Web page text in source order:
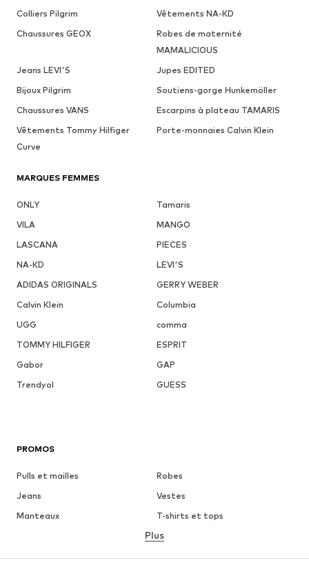
Colliers Pilgrim
Vêtements NA-KD
Chaussures GEOX
Robes de maternité
MAMALICIOUS
Jeans LEVI'S
Jupes EDITED
Bijoux Pilgrim
Soutiens-gorge Hunkemöller
Chaussures VANS
Escarpins à plateau TAMARIS
Vêtements Tommy Hilfiger
Curve
Porte-monnaies Calvin Klein
MARQUES FEMMES
ONLY
Tamaris
VILA
MANGO
LASCANA
PIECES
NA-KD
LEVI'S
ADIDAS ORIGINALS
GERRY WEBER
Calvin Klein
Columbia
UGG
comma
TOMMY HILFIGER
ESPRIT
Gabor
GAP
Trendyol
GUESS
PROMOS
Pulls et mailles
Robes
Jeans
Vestes
Manteaux
T-shirts et tops
Lingerie
Jupes
Blouses et tuniques
Plus